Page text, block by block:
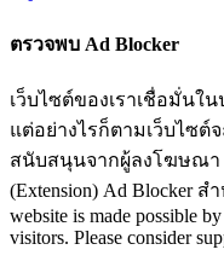
ตรวจพบ Ad Blocker
เว็บไซต์ของเราเชื่อมั่น
แต่อย่างไรก็ตามเว็บไซต์
สนับสนุนจากผู้ลงโฆษณา
(Extension) Ad Blocker
website is made possible
visitors. Please consider